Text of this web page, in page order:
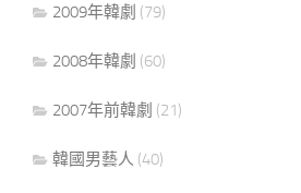
2009年韓劇 (79)
2008年韓劇 (60)
2007年前韓劇 (21)
韓國男藝人 (40)